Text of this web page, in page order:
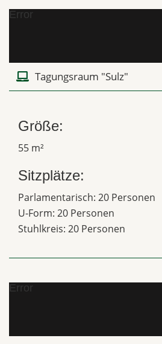
Error
Tagungsraum "Sulz"
Größe:
55 m²
Sitzplätze:
Parlamentarisch: 20 Personen
U-Form: 20 Personen
Stuhlkreis: 20 Personen
Error